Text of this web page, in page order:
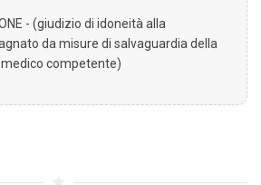
- (giudizio di idoneità alla
da misure di salvaguardia della
competente)